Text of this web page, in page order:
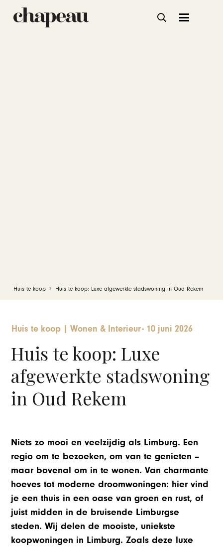
Huis te koop Huis te koop: Luxe afgewerkte stadswoning in Oud Rekem
Huis te koop | Wonen & Interieur- 10 juni 2026
Huis te koop: Luxe
afgewerkte stadswoning
in Oud Rekem
Niets zo mooi en veelzijdig als Limburg. Een
regio om te bezoeken, om van te genieten –
maar bovenal om in te wonen. Van charmante
hoeves tot moderne droomwoningen: hier vind
je een thuis in een oase van groen en rust, of
juist midden in de bruisende Limburgse
steden. Wij delen de mooiste, uniekste
koopwoningen in Limburg. Zoals deze luxe